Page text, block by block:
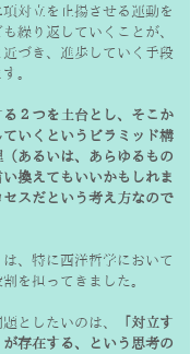
対立を止揚させる運動を
繰り返していくことが、
近づき、進歩していく手段
。
２つを土台とし、そこか
ていくというピラミッド構
あるいは、あらゆるもの
換えてもいいかもしれま
スだという考え方なので
、特に西洋哲学において
を担ってきました。
としたいのは、
「対立す
が存在する、という思考の